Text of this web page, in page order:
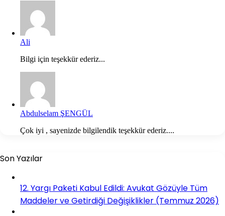
Ali
Bilgi için teşekkür ederiz...
Abdulselam ŞENGÜL
Çok iyi , sayenizde bilgilendik teşekkür ederiz....
Son Yazılar
12. Yargı Paketi Kabul Edildi: Avukat Gözüyle Tüm
Maddeler ve Getirdiği Değişiklikler (Temmuz 2026)